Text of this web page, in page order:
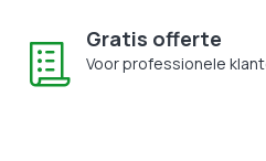
Gratis offerte
Voor professionele